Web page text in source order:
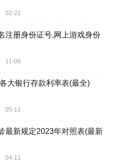
02-21
注册身份证号,网上游戏身份
11-06
大银行存款利率表(最全)
05-11
最新规定2023年对照表(最新
04-11